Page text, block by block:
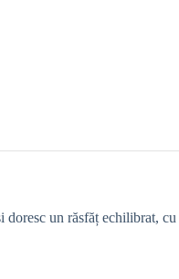
un răsfăț echilibrat,